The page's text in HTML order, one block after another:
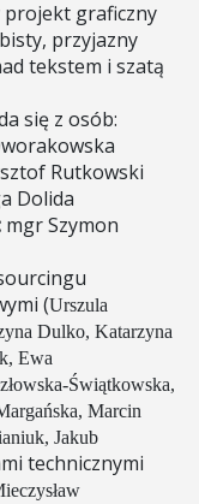
projekt graficzny
przyjazny
tekstem i szatą
się z osób:
Rutkowski
Dolida
mgr Szymon
(Urszula
Dulko, Katarzyna
Ewa
Świątkowska,
Marcin
Jakub
technicznymi